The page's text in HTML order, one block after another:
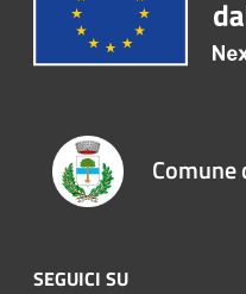
Comune
SEGUICI SU